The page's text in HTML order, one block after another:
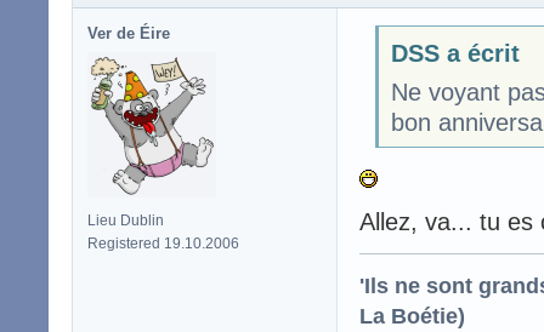
Ver de Éire
Lieu Dublin
Registered 19.10.2006
DSS a écrit
Ne voyant
bon
Allez, va... tu es
'Ils ne sont
La Boétie)